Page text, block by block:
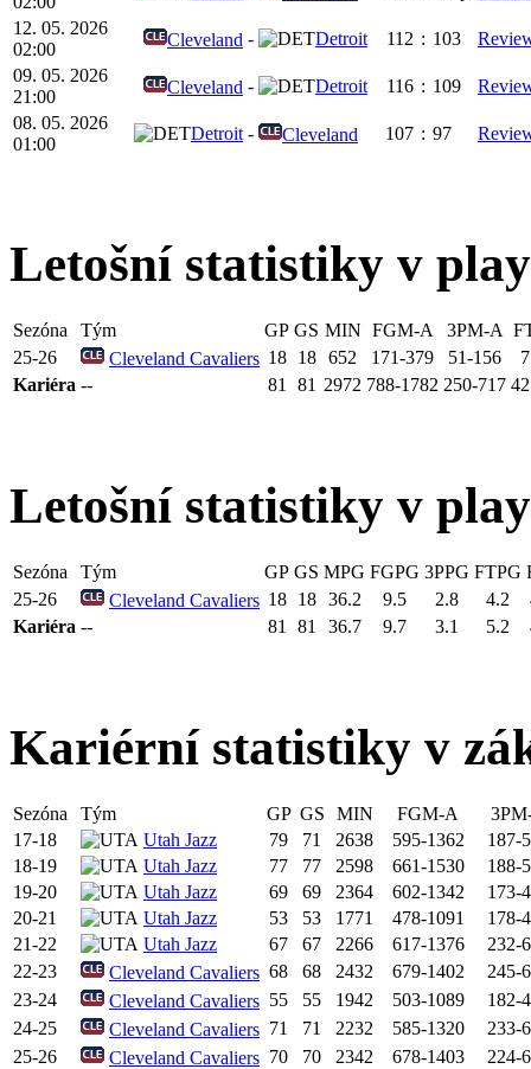
12. 05. 2026
02:00
Cleveland - Detroit 112 : 103
09. 05. 2026
21:00
Cleveland - Detroit 116 : 109
08. 05. 2026
01:00
Detroit - Cleveland 107 : 97
Letošní statistiky v
Sezóna Tým GP GS MIN FGM-A 3PM-A
25-26
Cleveland Cavaliers 18 18 652 171-379 51-156
Kariéra -- 81 81 2972 788-1782 250-717
Letošní statistiky v
Sezóna Tým GP GS MPG FGPG 3PPG FTPG
25-26
Cleveland Cavaliers 18 18 36.2 9.5 2.8 4.2
Kariéra -- 81 81 36.7 9.7 3.1 5.2
Kariérní statistiky v
Sezóna Tým GP GS MIN FGM-A
17-18
Utah Jazz 79 71 2638 595-1362
187-
18-19
Utah Jazz 77 77 2598 661-1530
188-
19-20
Utah Jazz 69 69 2364 602-1342
173-
20-21
Utah Jazz 53 53 1771 478-1091
178-
21-22
Utah Jazz 67 67 2266 617-1376
232-
22-23
Cleveland Cavaliers 68 68 2432 679-1402
245-
23-24
Cleveland Cavaliers 55 55 1942 503-1089
182-
24-25
Cleveland Cavaliers 71 71 2232 585-1320
233-
25-26
Cleveland Cavaliers 70 70 2342 678-1403
224-